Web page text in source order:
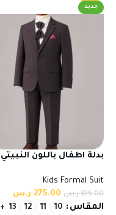
جديد
بدلة اطفال باللون النبيتي
وصناعة تركية
Kids Formal Suit
375.00 ر.س 275.00 ر.س
المقاس 10
11
12
13
+7